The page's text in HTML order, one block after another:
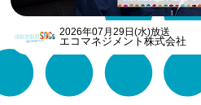
2026年07月29日(水)放送
エコマネジメント株式会社